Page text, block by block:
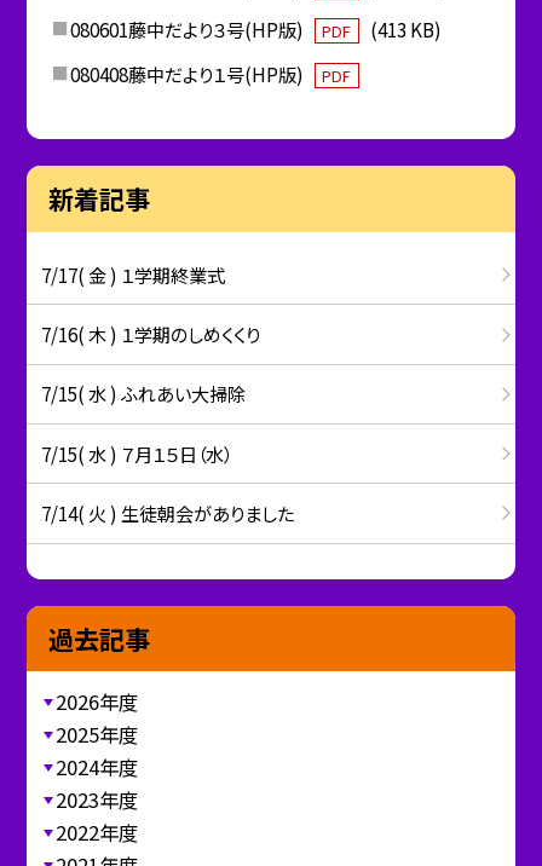
080601藤中だより３号(HP版)
PDF
(413 KB)
080408藤中だより１号(HP版)
PDF
新着記事
7/17( 金 ) １学期終業式
7/16( 木 ) １学期のしめくくり
7/15( 水 ) ふれあい大掃除
7/15( 水 ) ７月１５日（水）
7/14( 火 ) 生徒朝会がありました
過去記事
2026年度
2025年度
2024年度
2023年度
2022年度